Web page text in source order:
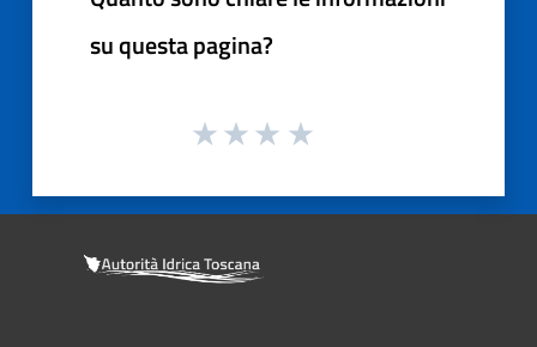
su questa pagina?